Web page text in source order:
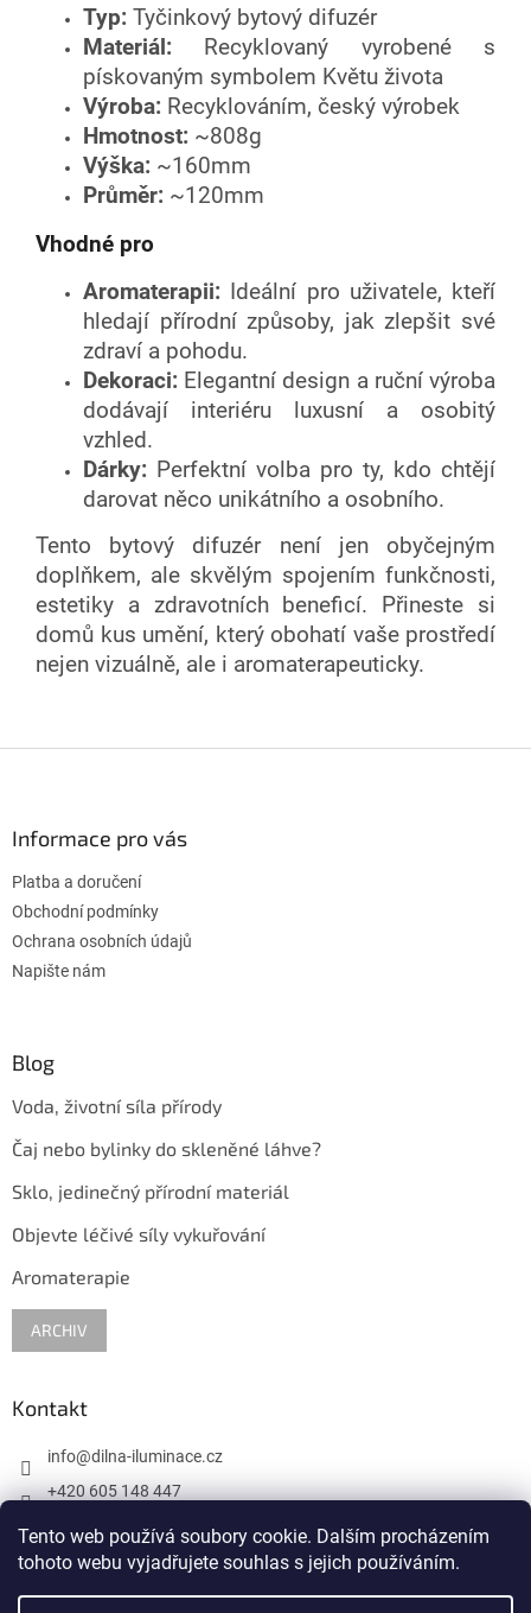
Tento web používá soubory cookie. Dalším procházením
tohoto webu vyjadřujete souhlas s jejich používáním.
Typ: Tyčinkový bytový difuzér
Materiál: Recyklovaný vyrobené s
pískovaným symbolem Květu života
Výroba: Recyklováním, český výrobek
Hmotnost: ~808g
Výška: ~160mm
Průměr: ~120mm
Vhodné pro
Aromaterapii: Ideální pro uživatele, kteří
hledají přírodní způsoby, jak zlepšit své
zdraví a pohodu.
Dekoraci: Elegantní design a ruční výroba
dodávají interiéru luxusní a osobitý
vzhled.
Dárky: Perfektní volba pro ty, kdo chtějí
darovat něco unikátního a osobního.
Tento bytový difuzér není jen obyčejným
doplňkem, ale skvělým spojením funkčnosti,
estetiky a zdravotních beneficí. Přineste si
domů kus umění, který obohatí vaše prostředí
nejen vizuálně, ale i aromaterapeuticky.
Informace pro vás
Platba a doručení
Obchodní podmínky
Ochrana osobních údajů
Napište nám
Blog
Voda, životní síla přírody
Čaj nebo bylinky do skleněné láhve?
Sklo, jedinečný přírodní materiál
Objevte léčivé síly vykuřování
Aromaterapie
ARCHIV
Kontakt
info@dilna-iluminace.cz
+420 605 148 447
krasa.skla